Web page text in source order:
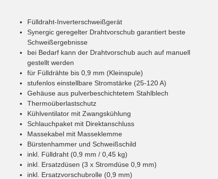
Fülldraht-Inverterschweißgerät
Synergic geregelter Drahtvorschub garantiert beste
Schweißergebnisse
bei Bedarf kann der Drahtvorschub auch auf manuell
gestellt werden
für Fülldrähte bis 0,9 mm (Kleinspule)
stufenlos einstellbare Stromstärke (25-120 A)
Gehäuse aus pulverbeschichtetem Stahlblech
Thermoüberlastschutz
Kühlventilator mit Zwangskühlung
Schlauchpaket mit Direktanschluss
Massekabel mit Masseklemme
Bürstenhammer und Schweißschild
inkl. Fülldraht (0,9 mm / 0,45 kg)
inkl. Ersatzdüsen (3 x Stromdüse 0,9 mm)
inkl. Ersatzvorschubrolle (0,9 mm)